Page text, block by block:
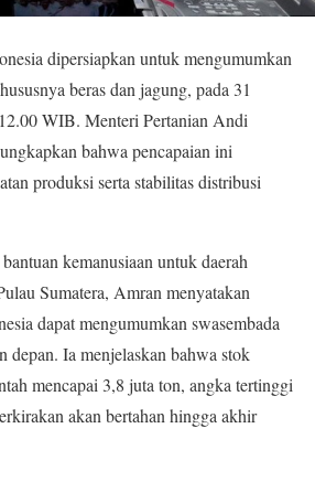
dipersiapkan untuk mengumumkan
beras dan jagung, pada 31
WIB. Menteri Pertanian Andi
bahwa pencapaian ini
produksi serta stabilitas distribusi
kemanusiaan untuk daerah
Sumatera, Amran menyatakan
dapat mengumumkan swasembada
depan. Ia menjelaskan bahwa stok
mencapai 3,8 juta ton, angka tertinggi
akan bertahan hingga akhir